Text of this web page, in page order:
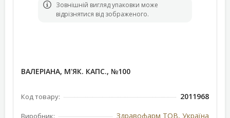
Зовнішній вигляд упаковки може
відрізнятися від зображеного.
ВАЛЕРІАНА, М'ЯК. КАПС., №100
Код товару: 2011968
Виробник: Здравофарм ТОВ, Україна